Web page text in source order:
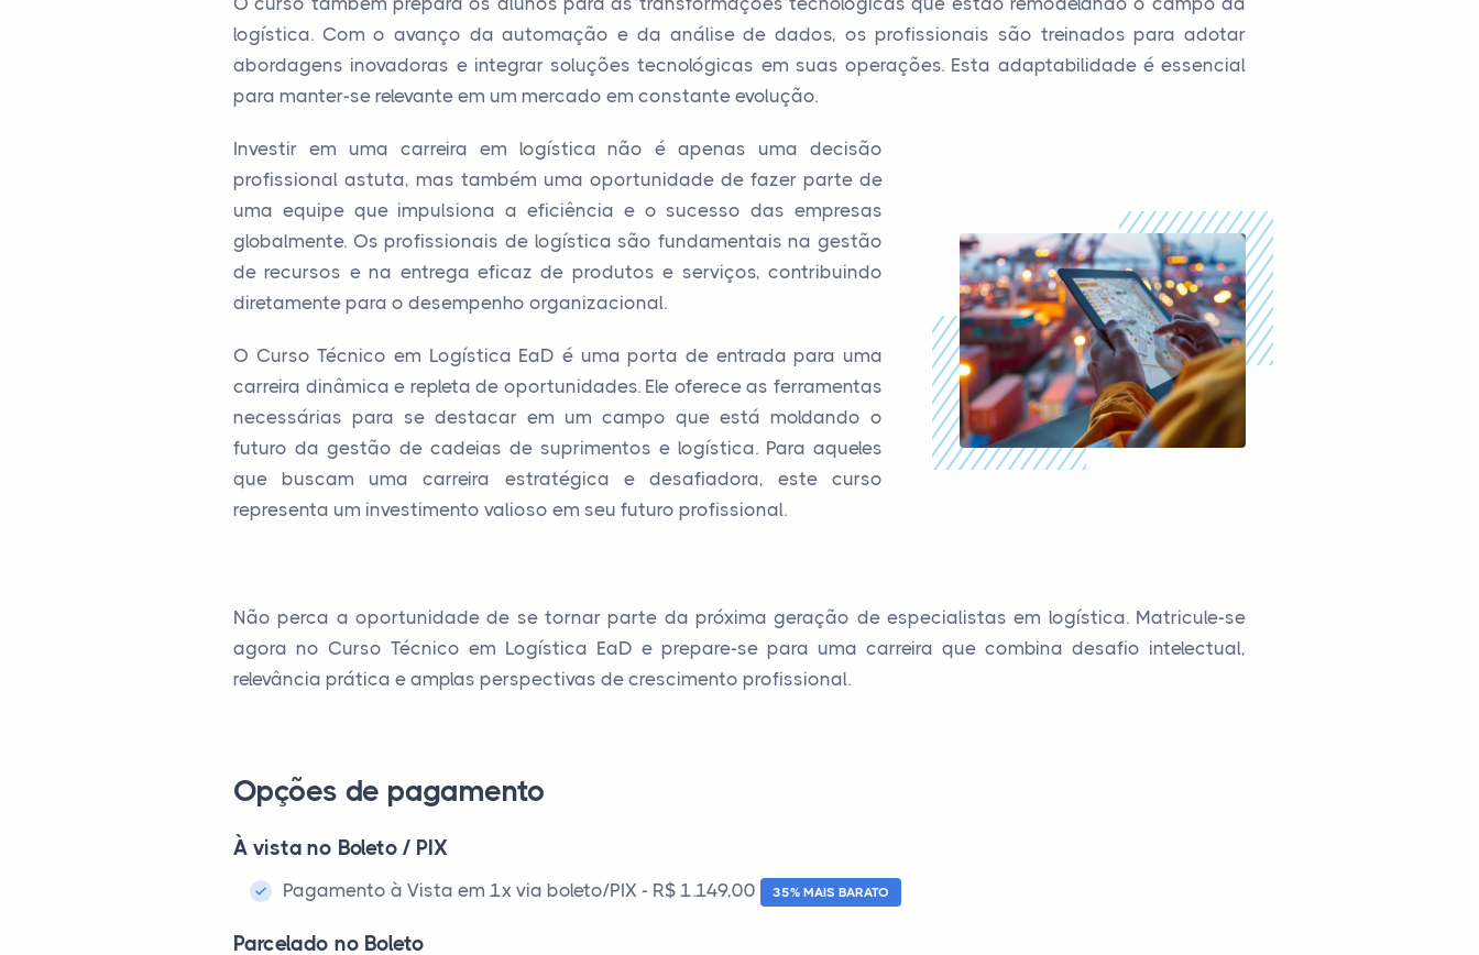
logística. Com o avanço da automação e da análise de dados, os profissionais são treinados para adotar
abordagens inovadoras e integrar soluções tecnológicas em suas operações. Esta adaptabilidade é essencial
para manter-se relevante em um mercado em constante evolução.
Investir em uma carreira em logística não é apenas uma decisão
profissional astuta, mas também uma oportunidade de fazer parte de
uma equipe que impulsiona a eficiência e o sucesso das empresas
globalmente. Os profissionais de logística são fundamentais na gestão
de recursos e na entrega eficaz de produtos e serviços, contribuindo
diretamente para o desempenho organizacional.
O Curso Técnico em Logística EaD é uma porta de entrada para uma
carreira dinâmica e repleta de oportunidades. Ele oferece as ferramentas
necessárias para se destacar em um campo que está moldando o
futuro da gestão de cadeias de suprimentos e logística. Para aqueles
que buscam uma carreira estratégica e desafiadora, este curso
representa um investimento valioso em seu futuro profissional.
Não perca a oportunidade de se tornar parte da próxima geração de especialistas em logística. Matricule-se
agora no Curso Técnico em Logística EaD e prepare-se para uma carreira que combina desafio intelectual,
relevância prática e amplas perspectivas de crescimento profissional.
Opções de pagamento
À vista no Boleto / PIX
Pagamento à Vista em 1x via boleto/PIX - R$ 1.149,00 35% MAIS BARATO
Parcelado no Boleto